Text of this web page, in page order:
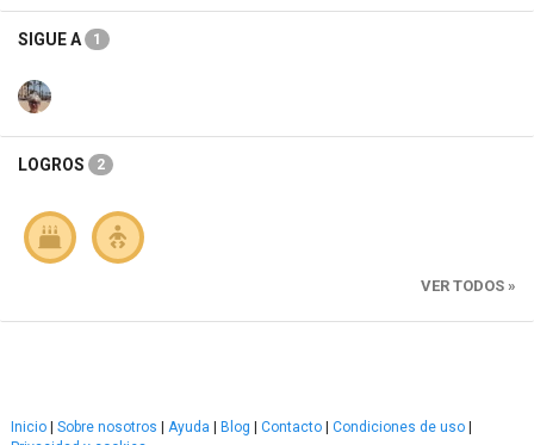
SIGUE A 1
LOGROS 2
VER TODOS »
Inicio | Sobre nosotros | Ayuda | Blog | Contacto | Condiciones de uso |